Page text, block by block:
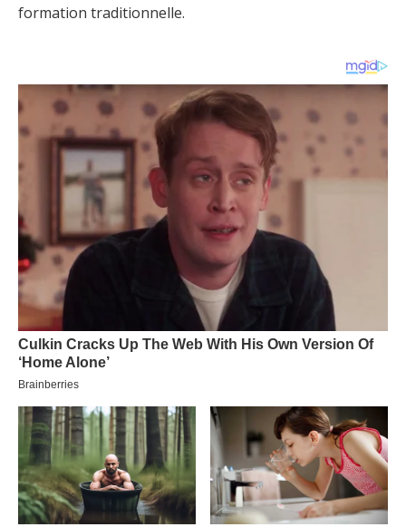
formation traditionnelle.